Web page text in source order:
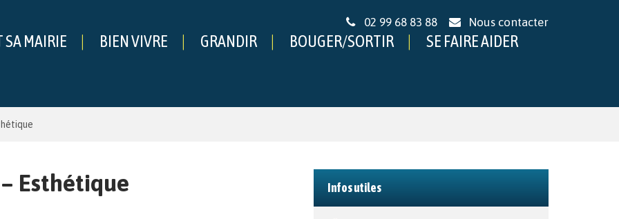
02 99 68 83 88 Nous contacter
SA MAIRIE BIEN VIVRE GRANDIR BOUGER/SORTIR
SE FAIRE AIDER
Esthétique Infos utiles